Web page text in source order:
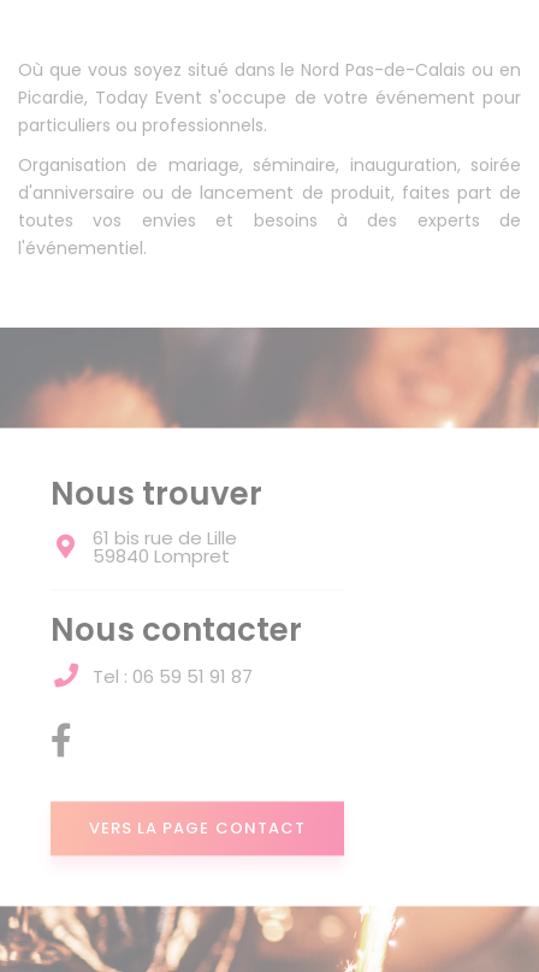
Où que vous soyez situé dans le Nord Pas-de-Calais ou en
Picardie, Today Event s'occupe de votre événement pour
particuliers ou professionnels.
Organisation de mariage, séminaire, inauguration, soirée
d'anniversaire ou de lancement de produit, faites part de
toutes vos envies et besoins à des experts de
l'événementiel.
Nous trouver
61 bis rue de Lille
59840 Lompret
Nous contacter
Tel : 06 59 51 91 87
VERS LA PAGE CONTACT